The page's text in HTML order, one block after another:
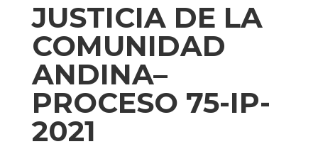
JUSTICIA DE LA
COMUNIDAD
ANDINA–
PROCESO 75-IP-
2021